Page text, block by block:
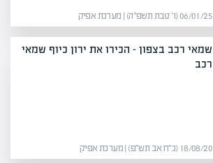
06/01/25 (ו׳ טבת תשפ״ה) | מערכת אפיק
שמאי רכב בצפון – הכירו את ירון כיוף שמאי
רכב
18/08/20 (כ״ח אב תש״פ) | מערכת אפיק